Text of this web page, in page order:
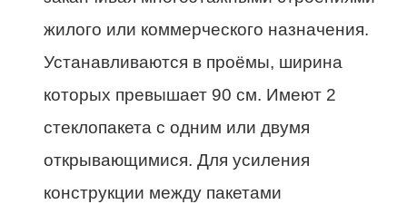
жилого или коммерческого назначения.
Устанавливаются в проёмы, ширина
которых превышает 90 см. Имеют 2
стеклопакета с одним или двумя
открывающимися. Для усиления
конструкции между пакетами